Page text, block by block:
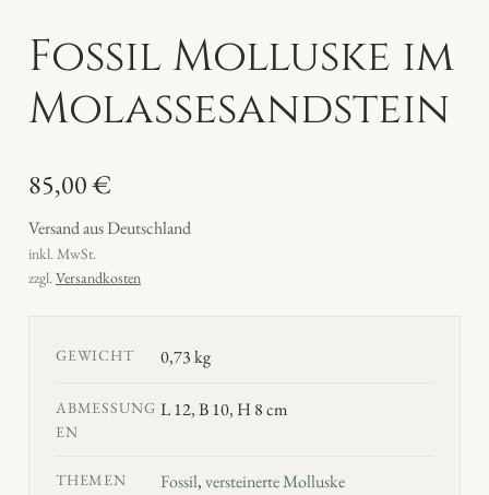
Fossil Molluske im
Molassesandstein
85,00€
Versand aus Deutschland
inkl. MwSt.
zzgl.Versandkosten
GEWICHT 0,73 kg
ABMESSUNG
EN
L 12, B 10, H 8 cm
THEMEN Fossil,versteinerte Molluske